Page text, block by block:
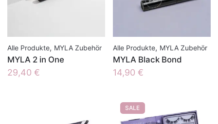
Alle Produkte, MYLA Zubehör
MYLA 2 in One
29,40 €
Alle Produkte, MYLA Zubehör
MYLA Black Bond
14,90 €
SALE